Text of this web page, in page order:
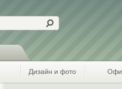
Дизайн и фото